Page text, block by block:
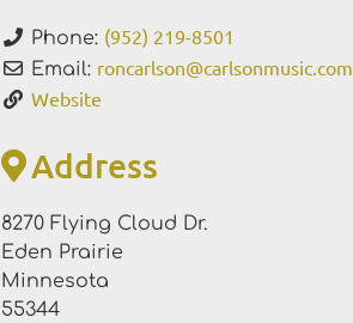
Phone: (952) 219-8501
Email: roncarlson@carlsonmusic.com
Website
Address
8270 Flying Cloud Dr.
Eden Prairie
Minnesota
55344